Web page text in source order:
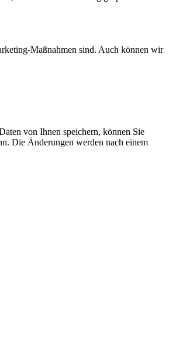
Maßnahmen sind. Auch können wir
von Ihnen speichern, können Sie
Die Änderungen werden nach einem